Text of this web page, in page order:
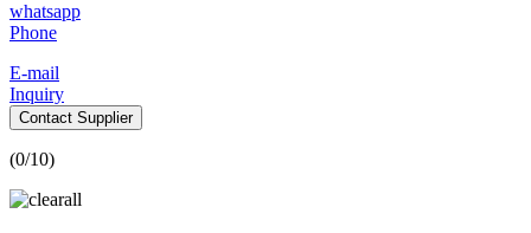
whatsapp
Phone
E-mail
Inquiry
Contact Supplier
(0/10)